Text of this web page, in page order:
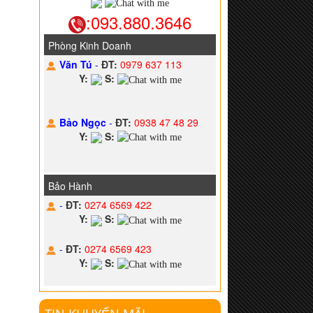
:093.880.3646
Phòng Kinh Doanh
Văn Tú-ĐT: 0979 637 113
Y:
S:
Bảo Ngọc-ĐT: 0938 47 48 29
Y:
S:
Bảo Hành
-ĐT: 0274 6569 422
Y:
S:
-ĐT: 0274 6569 423
Y:
S: